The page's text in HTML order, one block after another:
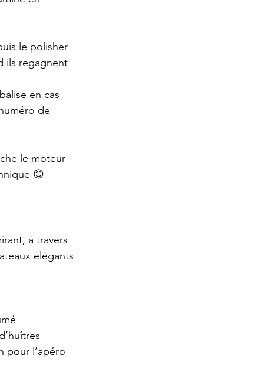
le polisher
ils regagnent
en cas
de
le moteur
😊
à travers
élégants
pour l’apéro